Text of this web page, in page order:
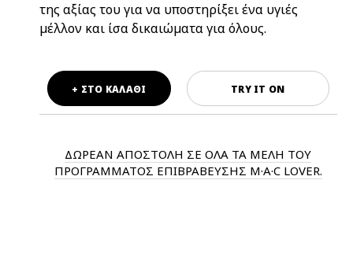
της αξίας του για να υποστηρίξει ένα υγιές
μέλλον και ίσα δικαιώματα για όλους.
TRY IT ON
+ ΣΤΟ ΚΑΛΑΘΙ
ΔΩΡΕΑΝ ΑΠΟΣΤΟΛΗ ΣΕ ΟΛΑ ΤΑ ΜΕΛΗ ΤΟΥ
ΠΡΟΓΡΑΜΜΑΤΟΣ ΕΠΙΒΡΑΒΕΥΣΗΣ M·A·C LOVER.